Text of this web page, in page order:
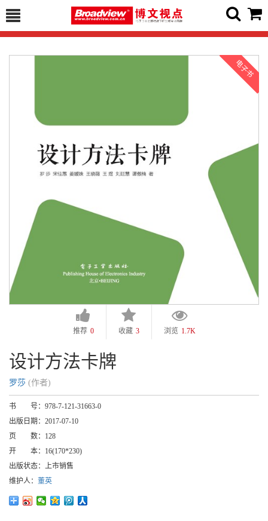
推荐 0 收藏 3 浏览 1.7K
设计方法卡牌
罗莎 (作者)
书 号： 978-7-121-31663-0
出版日期： 2017-07-10
页 数： 128
开 本： 16(170*230)
出版状态： 上市销售
维护人： 董英